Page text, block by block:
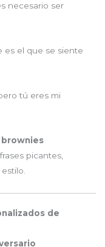
necesario ser
es el que se siente
tú eres mi
picantes,
de